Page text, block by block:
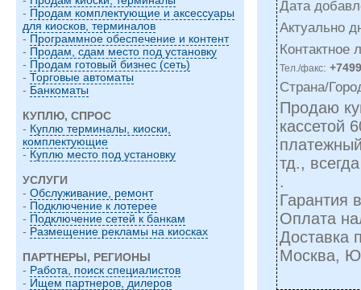
- Продам комплектующие и аксессуары
для киосков, терминалов
- Программное обеспечение и контент
- Продам, сдам место под установку
- Продам готовый бизнес (сеть)
- Торговые автоматы
- Банкоматы
КУПЛЮ, СПРОС
- Куплю терминалы, киоски,
комплектующие
- Куплю место под установку
УСЛУГИ
- Обслуживание, ремонт
- Подключение к лотерее
- Подключение сетей к банкам
- Размещение рекламы на киосках
ПАРТНЕРЫ, РЕГИОНЫ
- Работа, поиск специалистов
- Ищем партнеров, дилеров
Дата
Актуально
Контактное
Тел./факс:
Страна/
Продаю
кассетой
тд.,
.
Гарантия
Оплата
Доставка
Москва,